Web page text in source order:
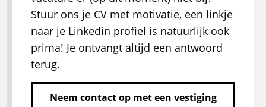
Stuur ons je CV met motivatie, een linkje
naar je Linkedin profiel is natuurlijk ook
prima! Je ontvangt altijd een antwoord
terug.
Neem contact op met een vestiging